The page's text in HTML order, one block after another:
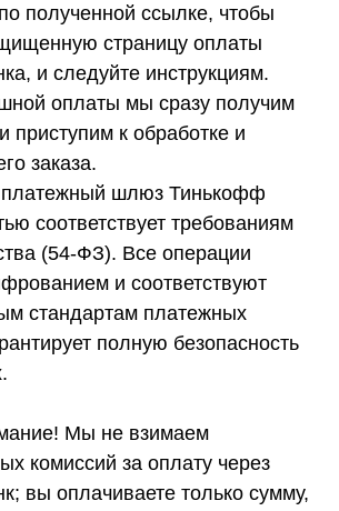
полученной ссылке, чтобы
страницу оплаты
и следуйте инструкциям.
оплаты мы сразу получим
приступим к обработке и
заказа.
платежный шлюз Тинькофф
соответствует требованиям
(54-ФЗ). Все операции
и соответствуют
стандартам платежных
полную безопасность
Мы не взимаем
комиссий за оплату через
вы оплачиваете только сумму,
заказа
9:00 —